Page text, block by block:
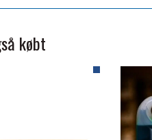
købt